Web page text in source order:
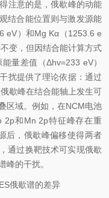
注意的是，俄歇峰的动能
结合能位置则与激发源能
eV）和Mg Kα（1253.6 e
变，但因结合能计算方式
量差值（Δhv=233 eV）
扰提供了理论依据：通过
歇峰在结合能轴上发生可
区域。例如，在NCM电池
2p和Mn 2p特征峰存在重
后，俄歇峰偏移使得两者
通过换靶技术可实现俄歇
峰的干扰。